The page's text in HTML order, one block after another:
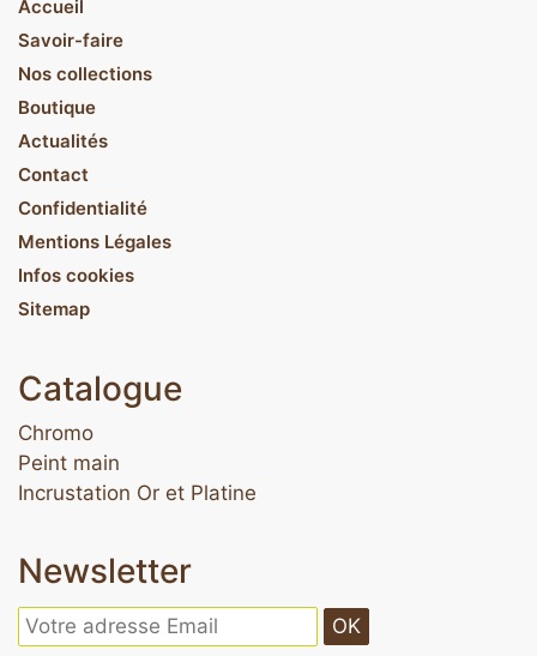
Accueil
Savoir-faire
Nos collections
Boutique
Actualités
Contact
Confidentialité
Mentions Légales
Infos cookies
Sitemap
Catalogue
Chromo
Peint main
Incrustation Or et Platine
Newsletter
OK